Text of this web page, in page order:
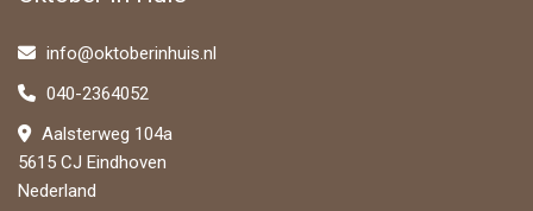
info@oktoberinhuis.nl
040-2364052
Aalsterweg 104a
5615 CJ Eindhoven
Nederland